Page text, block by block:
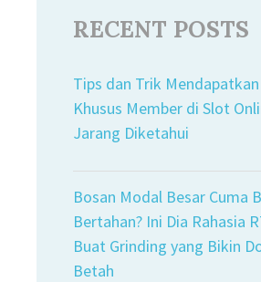
RECENT POSTS
Tips dan Trik Mendapatkan
Khusus Member di Slot
Jarang Diketahui
Bosan Modal Besar Cuma
Bertahan? Ini Dia Rahasia
Buat Grinding yang Bikin
Betah